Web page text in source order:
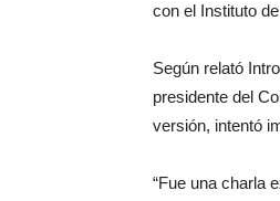
con el Instituto
Según relató
presidente del
versión, intentó
“Fue una charla